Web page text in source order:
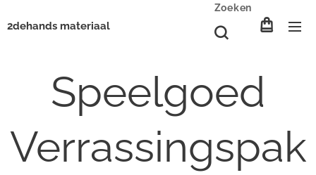
2dehands materiaal
Zoeken
Speelgoed
Verrassingspak